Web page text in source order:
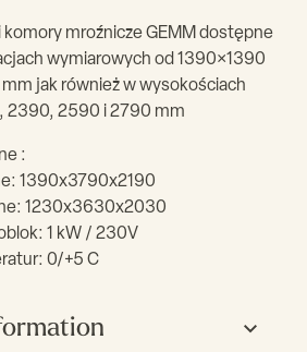
komory mroźnicze GEMM dostępne
wymiarowych od 1390×1390
jak również w wysokościach
2390, 2590 i 2790 mm
:
1390x3790x2190
1230x3630x2030
1 kW / 230V
0/+5 C